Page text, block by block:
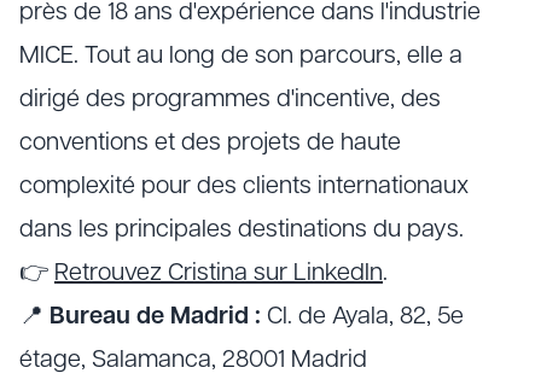
près de 18 ans d'expérience dans l'industrie
MICE. Tout au long de son parcours, elle a
dirigé des programmes d'incentive, des
conventions et des projets de haute
complexité pour des clients internationaux
dans les principales destinations du pays.
👉 Retrouvez Cristina sur LinkedIn.
📍 Bureau de Madrid : Cl. de Ayala, 82, 5e
étage, Salamanca, 28001 Madrid